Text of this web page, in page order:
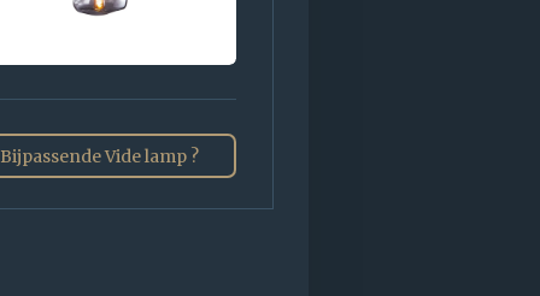
Bijpassende Vide lamp ?